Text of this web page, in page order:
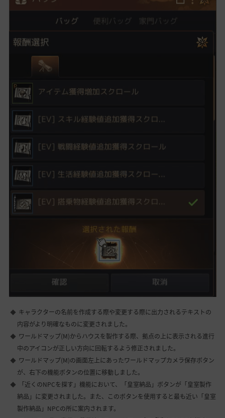
キャラクターの名前を作成する際や変更する際に出力されるテキストの
内容がより明確なものに変更されました。
ワールドマップ(M)からハウスを製作する際、拠点の上に表示される進行
中のアイコンが正しい方向に回転するよう修正されました。
ワールドマップ(M)の画面左上にあったワールドマップカメラ保存ボタン
が、右下の機能ボタンの位置に移動しました。
「近くのNPCを探す」機能において、「皇室納品」ボタンが「皇室製作
納品」に変更されました。また、このボタンを使用すると最も近い「皇室
製作納品」NPCの所に案内されます。